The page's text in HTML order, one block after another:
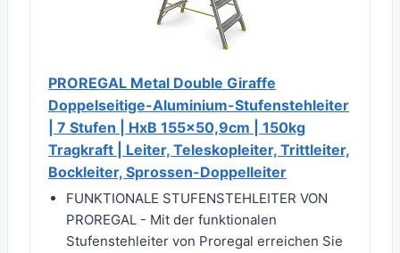
PROREGAL Metal Double Giraffe
Doppelseitige-Aluminium-Stufenstehleiter
| 7 Stufen | HxB 155x50,9cm | 150kg
Tragkraft | Leiter, Teleskopleiter, Trittleiter,
Bockleiter, Sprossen-Doppelleiter
FUNKTIONALE STUFENSTEHLEITER VON
PROREGAL - Mit der funktionalen
Stufenstehleiter von Proregal erreichen Sie